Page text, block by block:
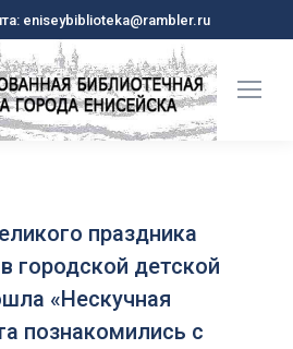
eniseybiblioteka@rambler.ru
праздника
городской детской
«Нескучная
познакомились с